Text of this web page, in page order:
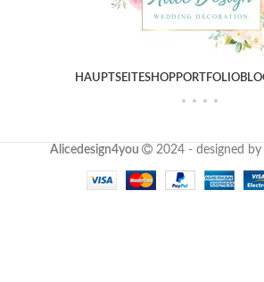
HAUPTSEITESHOPPORTFOLIO
Alicedesign4you 2024 - designed by